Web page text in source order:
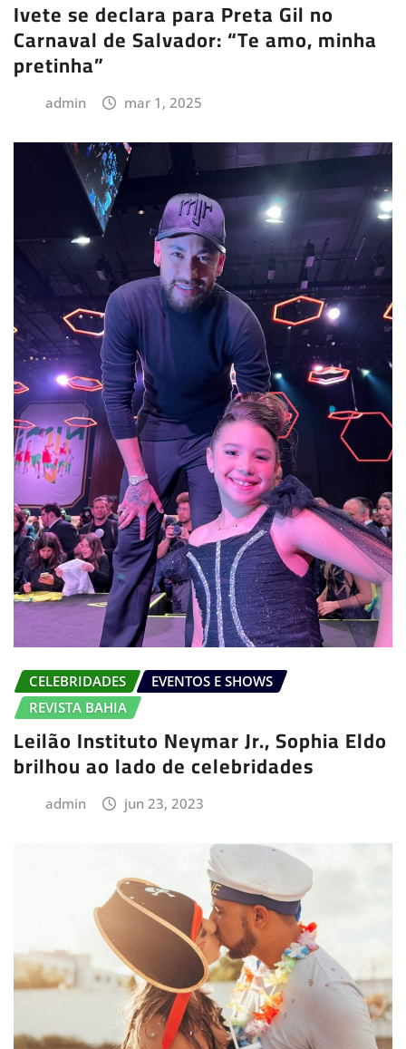
Ivete se declara para Preta Gil no
Carnaval de Salvador: “Te amo, minha
pretinha”
admin mar 1, 2025
CELEBRIDADES
EVENTOS E SHOWS
REVISTA BAHIA
Leilão Instituto Neymar Jr., Sophia Eldo
brilhou ao lado de celebridades
admin jun 23, 2023